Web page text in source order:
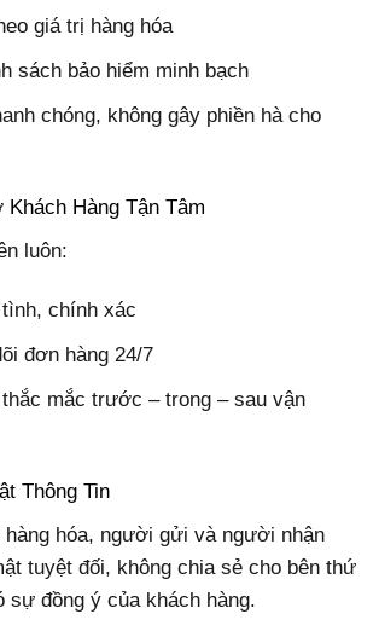
giá trị hàng hóa
sách bảo hiểm minh bạch
chóng, không gây phiền hà cho
Khách Hàng Tận Tâm
luôn:
chính xác
đơn hàng 24/7
mắc trước – trong – sau vận
Thông Tin
hàng hóa, người gửi và người nhận
tuyệt đối, không chia sẻ cho bên thứ
sự đồng ý của khách hàng.